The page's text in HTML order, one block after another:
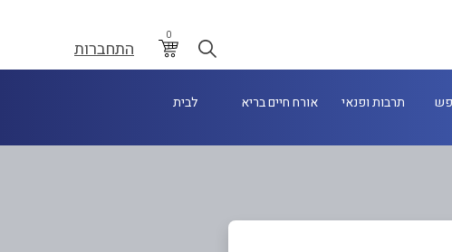
0
התחברות
תרבות ופנאי אורח חיים בריא לבית